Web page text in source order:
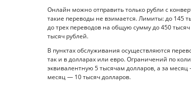
Онлайн можно отправить только рубли с
такие переводы не взимается. Лимиты: до 145
до трех переводов на общую сумму до 450
тысяч рублей.
В пунктах обслуживания осуществляются
так и в долларах или евро. Ограничений по
эквивалентную 5 тысячам долларов, а за
месяц — 10 тысяч долларов.